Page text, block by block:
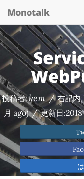
Monotalk
投稿者:kem / 右記内
月 ago) / 更新日: